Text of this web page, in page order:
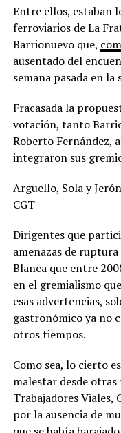
Entre ellos, estaban
ferroviarios de La
Barrionuevo que,
ausentado del
semana pasada en la
Fracasada la
votación, tanto
Roberto Fernández,
integraron sus
Arguello, Sola y
CGT
Dirigentes que
amenazas de
Blanca que entre
en el gremialismo
esas advertencias,
gastronómico ya no
otros tiempos.
Como sea, lo cierto
malestar desde
Trabajadores Viales,
por la ausencia de